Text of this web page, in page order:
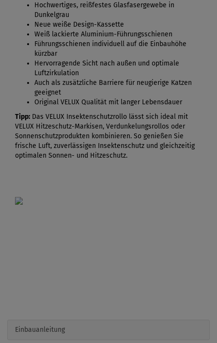
Hochwertiges, reißfestes Glasfasergewebe in
Dunkelgrau
Neue weiße Design-Kassette
Weiß lackierte Aluminium-Führungsschienen
Führungsschienen individuell auf die Einbauhöhe
kürzbar
Hervorragende Sicht nach außen und optimale
Luftzirkulation
Auch als zusätzliche Barriere für neugierige Katzen
geeignet
Original VELUX Qualität mit langer Lebensdauer
Tipp: Das VELUX Insektenschutzrollo lässt sich ideal mit
VELUX Hitzeschutz-Markisen, Verdunkelungsrollos oder
Sonnenschutzprodukten kombinieren. So genießen Sie
frische Luft, zuverlässigen Insektenschutz und gleichzeitig
optimalen Sonnen- und Hitzeschutz.
Einbauanleitung